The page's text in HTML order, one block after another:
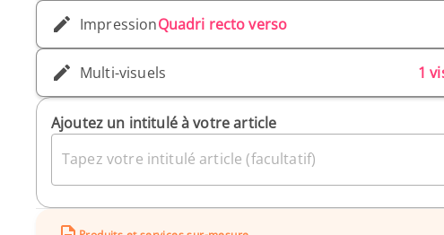
ImpressionQuadri recto verso
Multi-visuels 1
Ajoutez un intitulé à votre article
Tapez votre intitulé article (facultatif)